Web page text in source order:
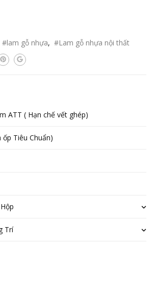
#lam gỗ nhựa, #Lam gỗ nhựa nội thất
ATT ( Hạn chế vết ghép)
Tiêu Chuẩn)
Trí